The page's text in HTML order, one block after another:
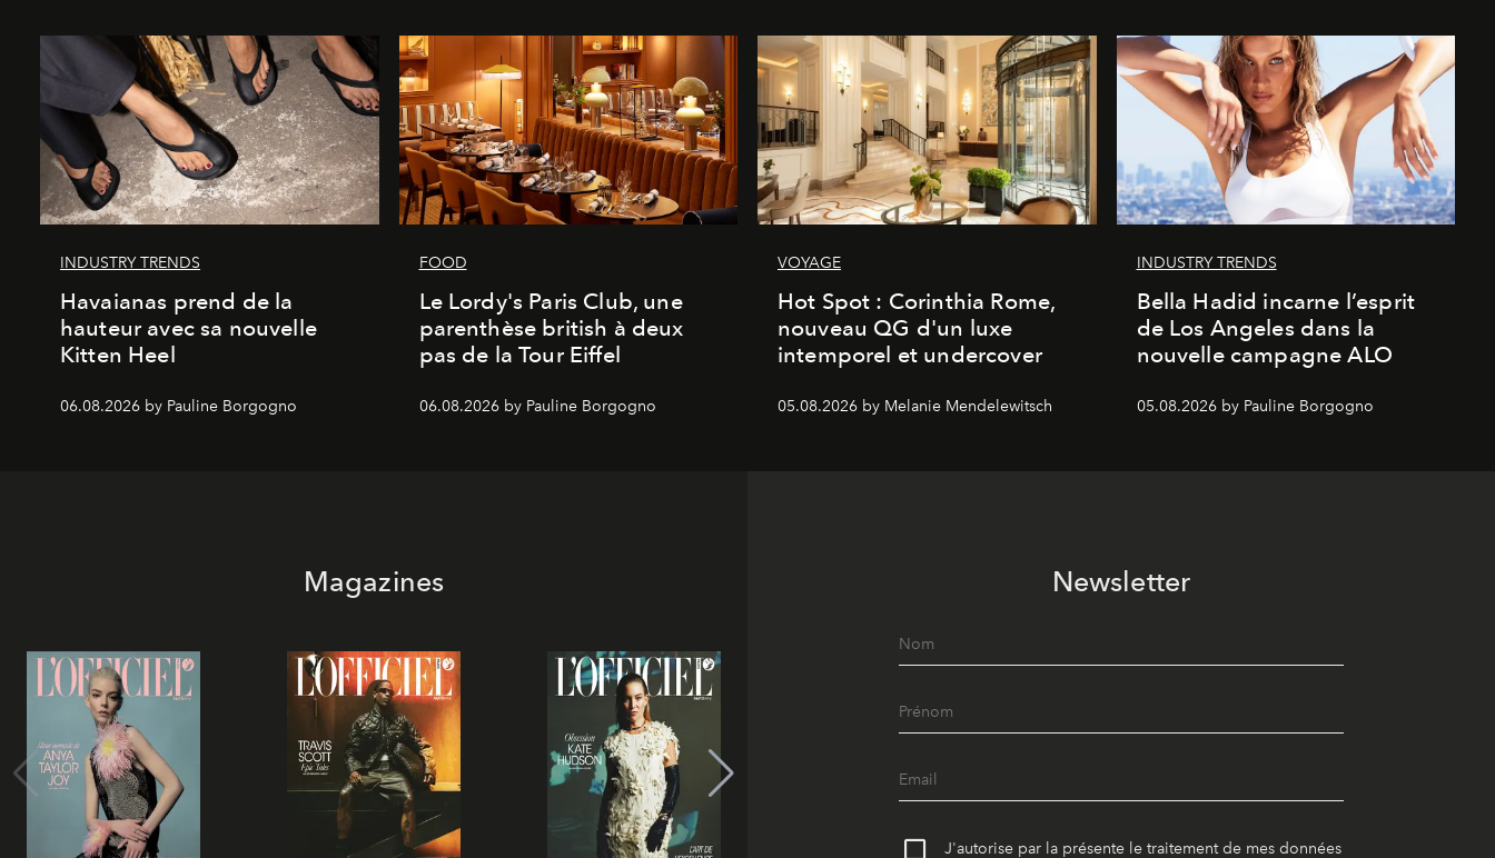
INDUSTRY TRENDS
Havaianas prend de la
hauteur avec sa nouvelle
Kitten Heel
06.08.2026 by Pauline Borgogno
FOOD
Le Lordy's Paris Club, une
parenthèse british à deux
pas de la Tour Eiffel
06.08.2026 by Pauline Borgogno
VOYAGE
Hot Spot : Corinthia Rome,
nouveau QG d'un luxe
intemporel et undercover
05.08.2026 by Melanie Mendelewitsch
INDUSTRY TRENDS
Bella Hadid incarne l’esprit
de Los Angeles dans la
nouvelle campagne ALO
05.08.2026 by Pauline Borgogno
Magazines Newsletter
J'autorise par la présente le traitement de mes données